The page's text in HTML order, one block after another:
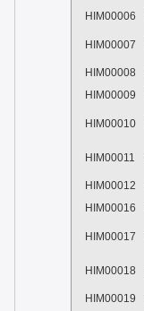
HIM00006
HIM00007
HIM00008
HIM00009
HIM00010
HIM00011
HIM00012
HIM00016
HIM00017
HIM00018
HIM00019